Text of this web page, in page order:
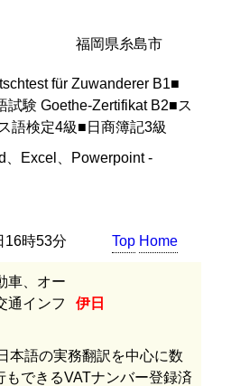
福岡県糸島市
für Zuwanderer B1■
試験 Goethe-Zertifikat B2■ス
語検定4級■日商簿記3級
、Excel、Powerpoint -
16時53分
Top Home
車、オー
通インフ
伊日
本語の実務翻訳を中心に数
できるVATナンバー登録済